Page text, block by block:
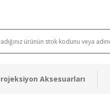
Aksesuarları